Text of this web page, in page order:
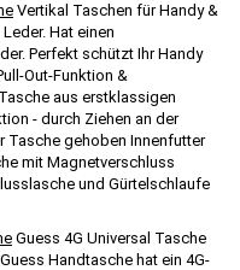
Vertikal Taschen für Handy &
Hat einen
Perfekt schützt Ihr Handy
Out-Funktion &
aus erstklassigen
- durch Ziehen an der
Tasche gehoben Innenfutter
mit Magnetverschluss
und Gürtelschlaufe
Guess 4G Universal Tasche
Handtasche hat ein 4G-